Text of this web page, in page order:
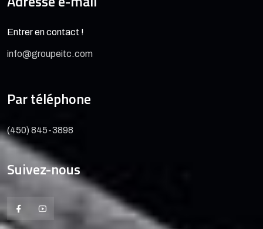
Entrer en contact !
info@groupeitc.com
Par téléphone
(450) 845-3898
Suivez-nous